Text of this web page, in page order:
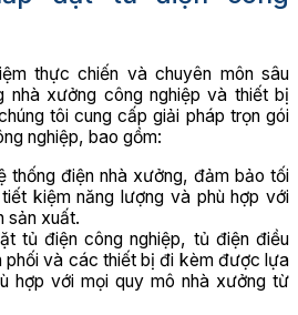
thực chiến và chuyên môn sâu
nhà xưởng công nghiệp và thiết bị
tôi cung cấp giải pháp trọn gói
nghiệp, bao gồm:
thống điện nhà xưởng, đảm bảo tối
kiệm năng lượng và phù hợp với
sản xuất.
tủ điện công nghiệp, tủ điện điều
phối và các thiết bị đi kèm được lựa
hợp với mọi quy mô nhà xưởng từ